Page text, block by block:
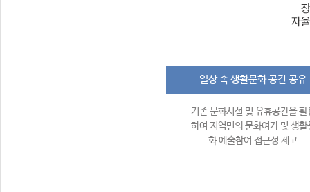
일상 속 생활문화 공간 공유
기존 문화시설 및 유휴공간을 활
하여 지역민의 문화여가 및 생활
화 예술참여 접근성 제고